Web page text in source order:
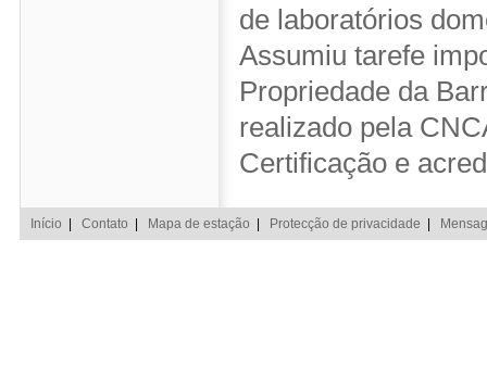
de laboratórios
Assumiu tarefe
Propriedade da
realizado pela
Certificação e
Início Contato Mapa de estação Protecção de privacidade